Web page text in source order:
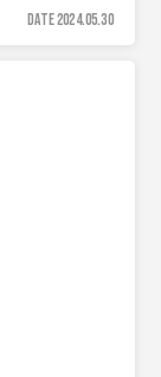
DATE 2024.05.30